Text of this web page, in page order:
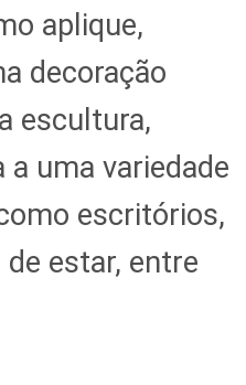
aplique,
decoração
escultura,
uma variedade
escritórios,
estar, entre